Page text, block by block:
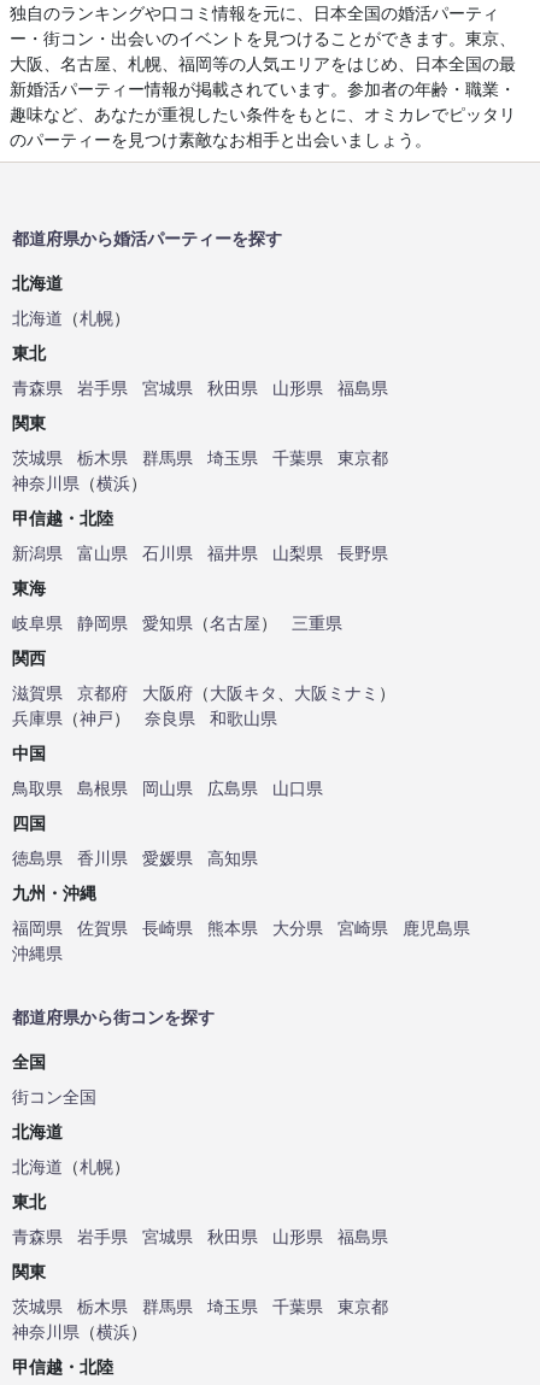
独自のランキングや口コミ情報を元に、日本全国の婚活パーティ
ー・街コン・出会いのイベントを見つけることができます。東京、
大阪、名古屋、札幌、福岡等の人気エリアをはじめ、日本全国の最
新婚活パーティー情報が掲載されています。参加者の年齢・職業・
趣味など、あなたが重視したい条件をもとに、オミカレでピッタリ
のパーティーを見つけ素敵なお相手と出会いましょう。
都道府県から婚活パーティーを探す
北海道
北海道 （札幌）
東北
青森県
岩手県 宮城県 秋田県 山形県
福島県
関東
茨城県
栃木県 群馬県 埼玉県 千葉県
東京都
神奈川県 （横浜）
甲信越・北陸
新潟県
富山県 石川県 福井県 山梨県
長野県
東海
岐阜県
静岡県 愛知県 （名古屋）
三重県
関西
滋賀県
京都府 大阪府 （大阪キタ 大阪ミナミ ）
兵庫県 （神戸） 奈良県
和歌山県
中国
鳥取県
島根県 岡山県 広島県
山口県
四国
徳島県
香川県 愛媛県
高知県
九州・沖縄
福岡県
佐賀県 長崎県 熊本県 大分県 宮崎県
鹿児島県
沖縄県
都道府県から街コンを探す
全国
街コン全国
北海道
北海道 （札幌）
東北
青森県
岩手県 宮城県 秋田県 山形県
福島県
関東
茨城県
栃木県 群馬県 埼玉県 千葉県
東京都
神奈川県 （横浜）
甲信越・北陸